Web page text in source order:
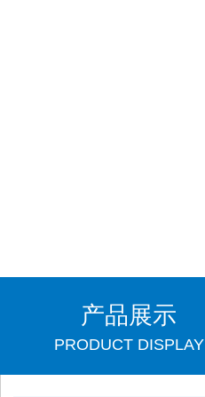
产品展示
PRODUCT DISPLAY